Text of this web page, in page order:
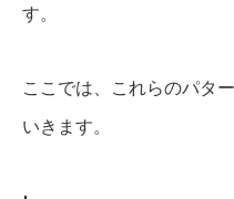
す。
ここでは、これらのパタ
いきます。